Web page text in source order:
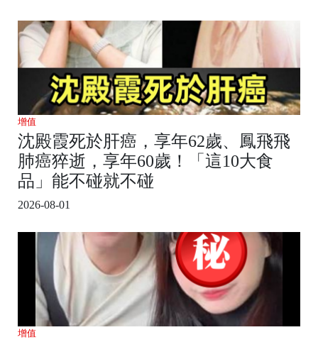
增值
沈殿霞死於肝癌，享年62歲、鳳飛飛
肺癌猝逝，享年60歲！「這10大食
品」能不碰就不碰
2026-08-01
增值